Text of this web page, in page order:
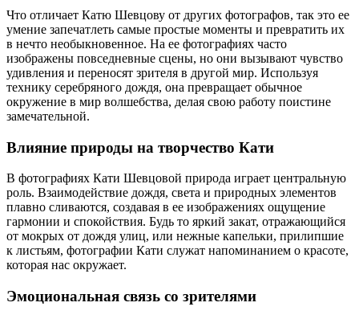
Что отличает Катю Шевцову от других фотографов, так это ее
умение запечатлеть самые простые моменты и превратить их
в нечто необыкновенное. На ее фотографиях часто
изображены повседневные сцены, но они вызывают чувство
удивления и переносят зрителя в другой мир. Используя
технику серебряного дождя, она превращает обычное
окружение в мир волшебства, делая свою работу поистине
замечательной.
Влияние природы на творчество Кати
В фотографиях Кати Шевцовой природа играет центральную
роль. Взаимодействие дождя, света и природных элементов
плавно сливаются, создавая в ее изображениях ощущение
гармонии и спокойствия. Будь то яркий закат, отражающийся
от мокрых от дождя улиц, или нежные капельки, прилипшие
к листьям, фотографии Кати служат напоминанием о красоте,
которая нас окружает.
Эмоциональная связь со зрителями